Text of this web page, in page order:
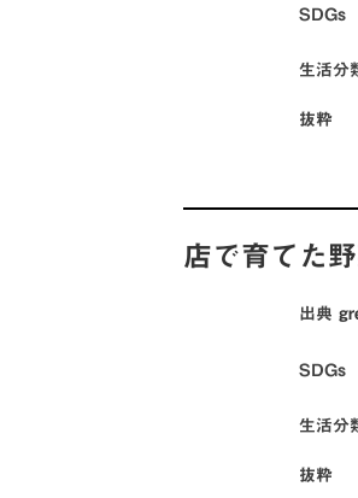
SDGs
生活分
抜粋
店で育てた
出典
SDGs
生活分
抜粋